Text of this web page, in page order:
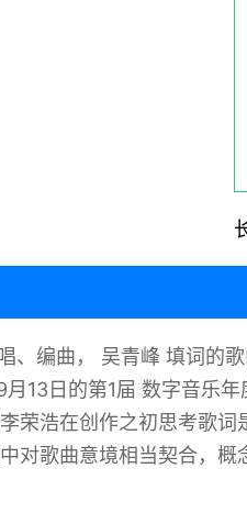
、编曲， 吴青峰 填词
13日的第1届 数字音乐
荣浩在创作之初思考歌
对歌曲意境相当契合，概